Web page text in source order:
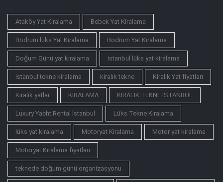
Ataköy Yat Kiralama Bebek Yat Kiralama
Bodrum lüks Yat Kiralama Bodrum Yat Kiralama
Doğum Günü yat kiralama istanbul lüks yat kiralama
istanbul tekne kiralama kiralık tekne Kiralık Yat fiyatları
Kiralık yatlar KİRALAMA KİRALIK TEKNE İSTANBUL
Luxury Yacht Rental İstanbul Lüks Tekne Kiralama
lüks yat kiralama Motoryat Kiralama Motor yat kiralama
Motoryat Kiralama fiyatları
teknede doğum günü organizasyonu